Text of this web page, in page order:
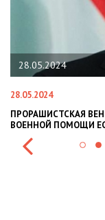
28.05.2024
28.05.2024
ПРОРАШИСТСКАЯ
ВОЕННОЙ ПОМОЩИ